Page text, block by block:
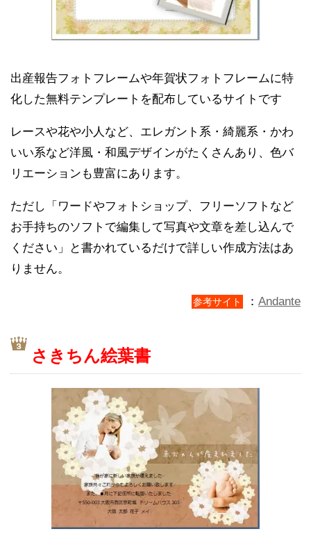
出産報告フォトフレームや年賀状フォトフレームに特
化した無料テンプレートを配布しているサイトです
レースや花や小人など、エレガント系・綺麗系・かわ
いい系など洋風・和風デザインがたくさんあり、色バ
リエーションも豊富にあります。
ただし「ワードやフォトショップ、フリーソフトなど
お手持ちのソフトで編集して写真や文章を差し込んで
ください」と書かれているだけで詳しい作成方法はあ
りません。
参考サイト ： Andante
さきちん絵葉書